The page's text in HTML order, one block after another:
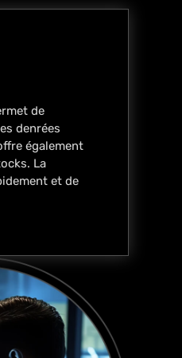
de
denrées
également
La
et de